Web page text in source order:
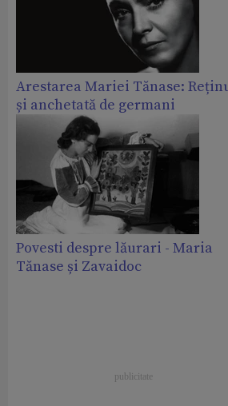
Arestarea Mariei Tănase:
și anchetată de germani
Povesti despre lăurari - Maria
Tănase și Zavaidoc